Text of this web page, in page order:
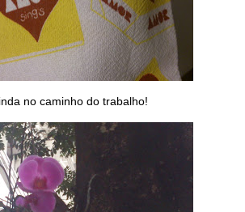
no caminho do trabalho!